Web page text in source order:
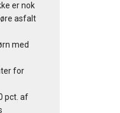
er nok
asfalt
med
for
pct. af